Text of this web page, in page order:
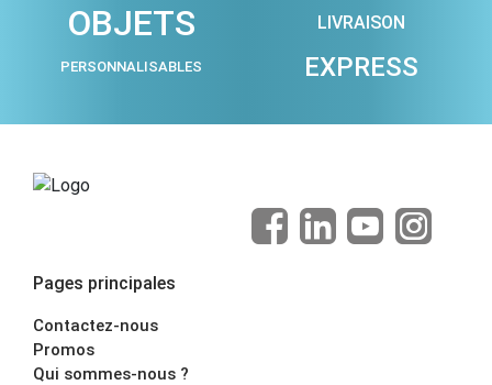
OBJETS
PERSONNALISABLES
LIVRAISON
EXPRESS
Pages principales
Contactez-nous
Promos
Qui sommes-nous ?